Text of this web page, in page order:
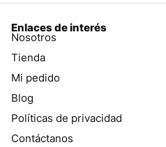
Enlaces de interés
Nosotros
Tienda
Mi pedido
Blog
Políticas de privacidad
Contáctanos